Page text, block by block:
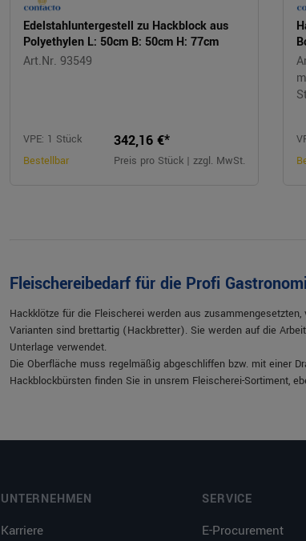
Edelstahluntergestell zu Hackblock aus
Polyethylen L: 50cm B: 50cm H: 77cm
Art.Nr. 93549
VPE: 1 Stück
Bestellbar
342,16 €*
Preis pro Stück | zzgl. MwSt.
Fleischereibedarf für die Profi
Hackklötze für die Fleischerei werden aus
Varianten sind brettartig (Hackbretter). Sie werden auf die
Unterlage verwendet.
Die Oberfläche muss regelmäßig abgeschliffen bzw. mit einer
Hackblockbürsten finden Sie in unsrem Fleischerei-Sortiment,
UNTERNEHMEN
Karriere
SERVICE
E-Procurement